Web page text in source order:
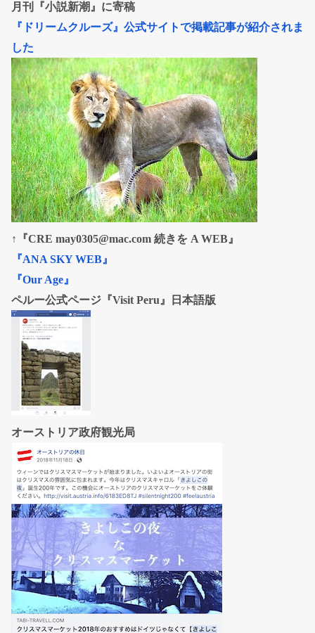
月刊『小説新潮』に寄稿
『ドリームクルーズ』公式サイトで掲載記事が紹介されま
した
↑『CRE may0305@mac.com 続きを A WEB』
『ANA SKY WEB』
『Our Age』
ペルー公式ページ『Visit Peru』日本語版
オーストリア政府観光局